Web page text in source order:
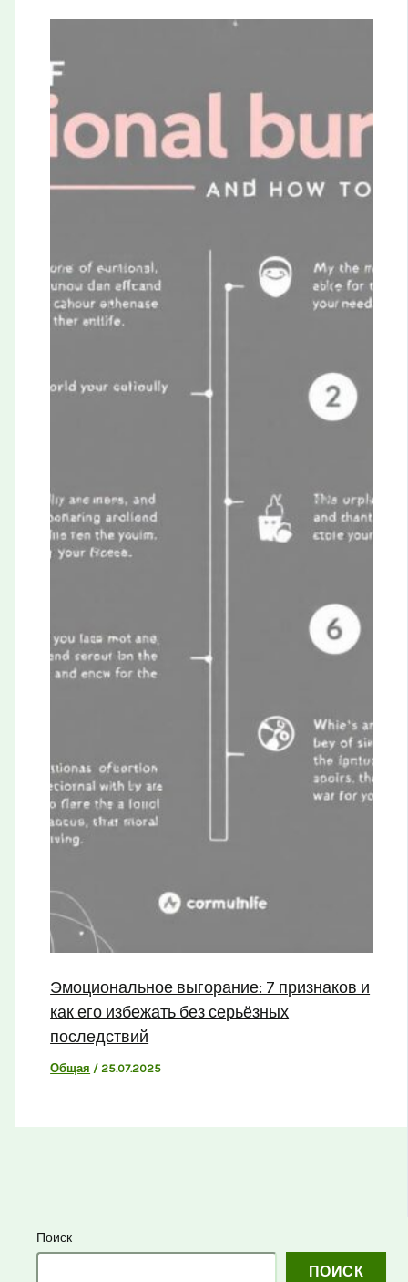
Поиск
ПОИСК
Эмоциональное выгорание: 7 признаков и
как его избежать без серьёзных
последствий
Общая /25.07.2025